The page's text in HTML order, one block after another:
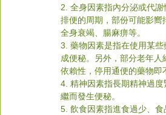
2. 全身因素指內分泌或代
排便的周期，部份可能影嚮
全身衰竭、腸麻痹等。
3. 藥物因素是指在使用某
成便秘。另外，部分老年
依賴性，停用通便的藥物即
4. 精神因素指長期精神過
繼而發生便秘。
5. 飲食因素指進食過少、